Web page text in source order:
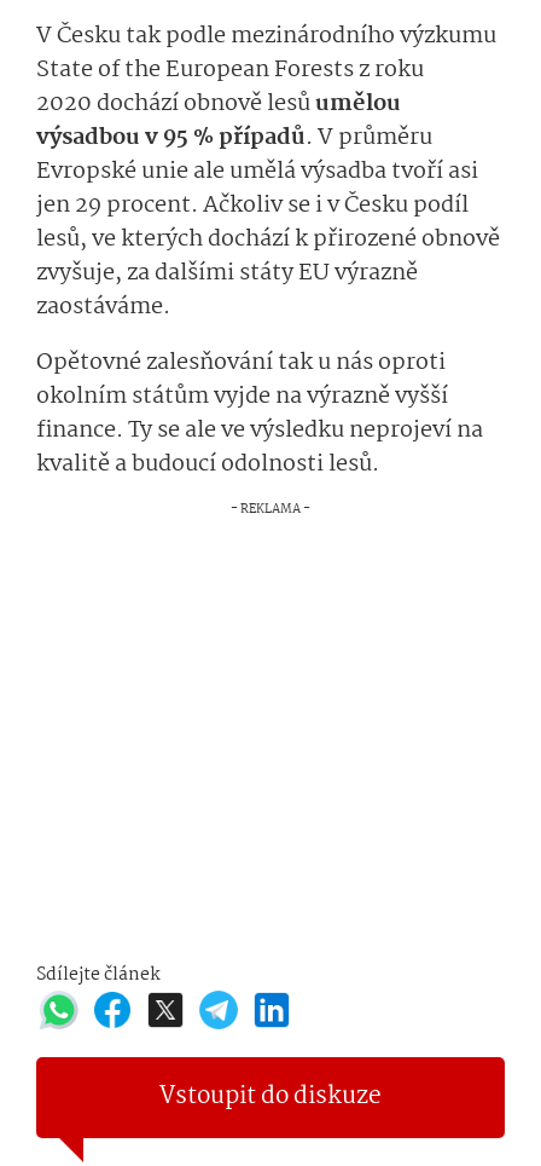
V Česku tak podle mezinárodního výzkumu
State of the European Forests z roku
2020 dochází obnově lesůumělou
výsadbou v 95 % případů. V průměru
Evropské unie ale umělá výsadba tvoří asi
jen 29 procent. Ačkoliv se i v Česku podíl
lesů, ve kterých dochází k přirozené obnově
zvyšuje, za dalšími státy EU výrazně
zaostáváme.
Opětovné zalesňování tak u nás oproti
okolním státům vyjde na výrazně vyšší
finance. Ty se ale ve výsledku neprojeví na
kvalitě a budoucí odolnosti lesů.
Sdílejte článek
Vstoupit do diskuze